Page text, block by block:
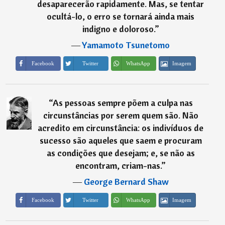
desaparecerão rapidamente. Mas, se tentar
ocultá-lo, o erro se tornará ainda mais
indigno e doloroso.”
―Yamamoto Tsunetomo
Facebook Twitter WhatsApp Imagem
“As pessoas sempre põem a culpa nas
circunstâncias por serem quem são. Não
acredito em circunstância: os indivíduos de
sucesso são aqueles que saem e procuram
as condições que desejam; e, se não as
encontram, criam-nas.”
―George Bernard Shaw
Facebook Twitter WhatsApp Imagem